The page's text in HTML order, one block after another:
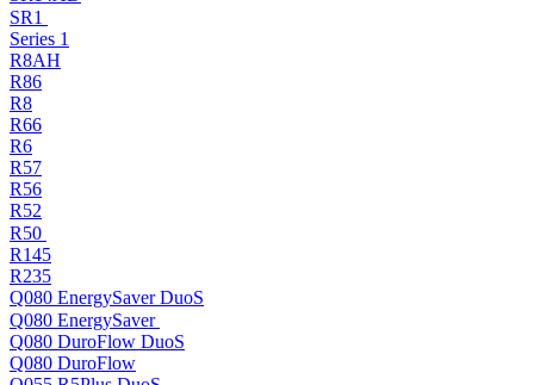
SR1
Series 1
R8AH
R86
R8
R66
R6
R57
R56
R52
R50
R145
R235
Q080 EnergySaver DuoS
Q080 EnergySaver
Q080 DuroFlow DuoS
Q080 DuroFlow